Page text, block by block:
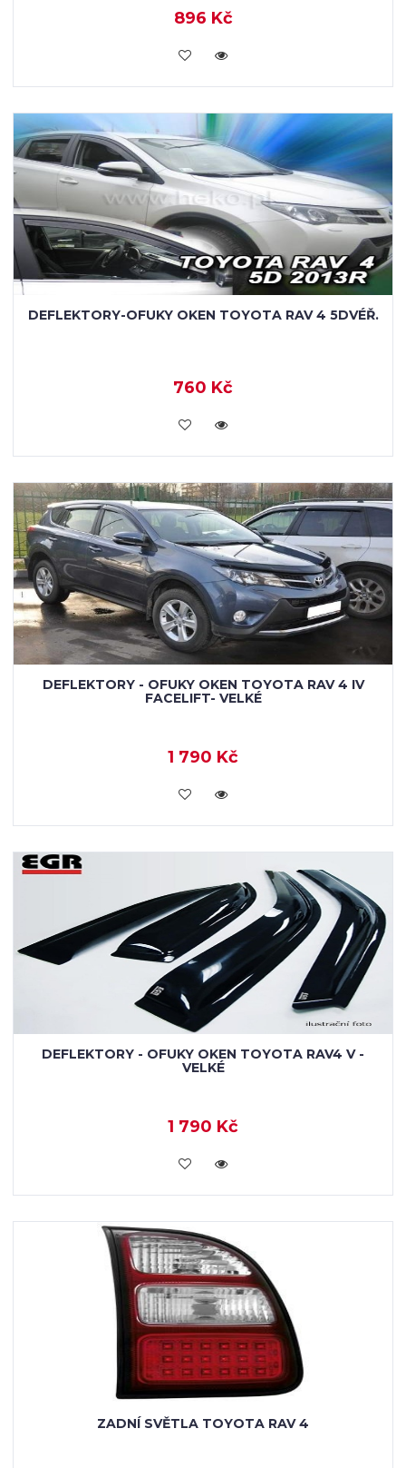
896 Kč
KOUPIT
DEFLEKTORY-OFUKY OKEN TOYOTA RAV 4 5DVÉŘ.
760 Kč
KOUPIT
DEFLEKTORY - OFUKY OKEN TOYOTA RAV 4 IV
FACELIFT- VELKÉ
1 790 Kč
KOUPIT
DEFLEKTORY - OFUKY OKEN TOYOTA RAV4 V -
VELKÉ
1 790 Kč
KOUPIT
ZADNÍ SVĚTLA TOYOTA RAV 4